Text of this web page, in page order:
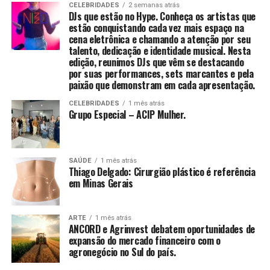
dos direitos autorais da obra para o Instituto Rede
Mulher Empreendedora, organização voltada para o
fortalecimento do empreendedorismo feminino no
Brasil. A iniciativa atua há mais de uma década
oferecendo capacitação, mentorias, acesso a crédito e
redes de apoio para milhares de mulheres que desejam
empreender com autonomia e sustentabilidade.
“Acredito que o conhecimento e a valorização
profissional devem caminhar junto com ações concretas
de transformação. Ao apoiar a Rede Mulher
Empreendedora, quero contribuir para que mais
mulheres possam enxergar e negociar o próprio valor,
construindo trajetórias sólidas e independentes”,
finaliza Mirella.
Lightwall em Rio Claro, São Paulo.
A nova fábrica produzirá peças pré-moldadas com um
mix especial de materiais, proporcionando estruturas
com características avançadas, como rigidez,
isolamento térmico e acústico.
A Lightwall é conhecida por sua inovação no setor e,
com a nova unidade, promete continuar oferecendo
soluções que aceleram o processo de construção.
De acordo com a empresa, uma casa de
aproximadamente 40 metros quadrados pode ser
montada em apenas 12 horas, uma vantagem
significativa para o mercado da construção civil.
s programas de incentivo fiscal do governo estadual de
Santa Catarina, como o Prodec, o Pró-Emprego e o TTD
489, têm desempenhado um papel fundamental na
CELEBRIDADES 2 semanas atrás
DJs que estão no Hype. Conheça os artistas que
estão conquistando cada vez mais espaço na
cena eletrônica e chamando a atenção por seu
talento, dedicação e identidade musical. Nesta
edição, reunimos DJs que vêm se destacando
por suas performances, sets marcantes e pela
paixão que demonstram em cada apresentação.
CELEBRIDADES 1 mês atrás
Grupo Especial – ACIP Mulher.
SAÚDE 1 mês atrás
Thiago Delgado: Cirurgião plástico é referência
em Minas Gerais
ARTE 1 mês atrás
ANCORD e Agrinvest debatem oportunidades de
expansão do mercado financeiro com o
agronegócio no Sul do país.